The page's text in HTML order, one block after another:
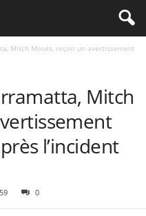
Mitch Moses, reçoit un avertissement
Mitch
l’incident
59 0